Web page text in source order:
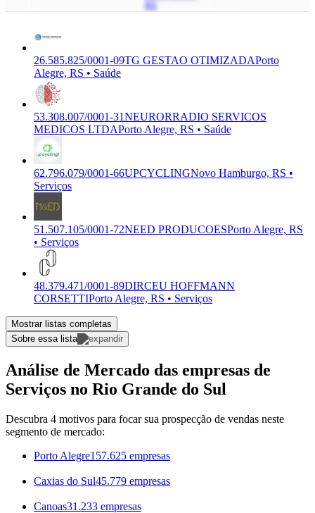
26.585.825/0001-09TG GESTAO OTIMIZADAPorto
Alegre, RS • Saúde
53.308.007/0001-31NEURORRADIO SERVICOS
MEDICOS LTDAPorto Alegre, RS • Saúde
62.796.079/0001-66UPCYCLINGNovo Hamburgo, RS •
Serviços
51.507.105/0001-72NEED PRODUCOESPorto Alegre, RS
• Serviços
48.379.471/0001-89DIRCEU HOFFMANN
CORSETTIPorto Alegre, RS • Serviços
Mostrar listas completas
Sobre essa lista
Análise de Mercado das empresas de
Serviços no Rio Grande do Sul
Descubra 4 motivos para focar sua prospecção de vendas neste
segmento de mercado:
Porto Alegre157.625 empresas
Caxias do Sul45.779 empresas
Canoas31.233 empresas